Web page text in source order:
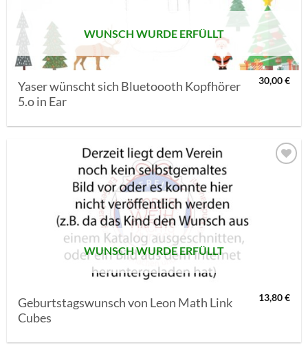
WUNSCH WURDE ERFÜLLT
Yaser wünscht sich Bluetoooth Kopfhörer
5.o in Ear
30,00€
WUNSCH WURDE ERFÜLLT
Geburtstagswunsch von Leon Math Link
Cubes
13,80€